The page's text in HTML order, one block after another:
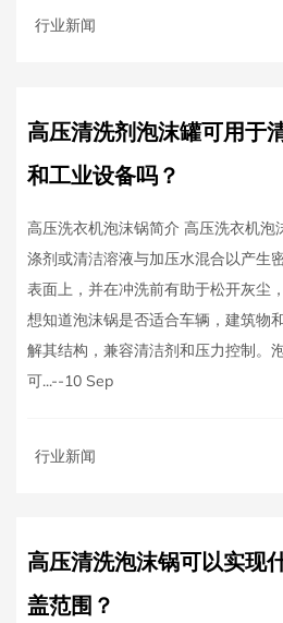
行业新闻
高压清洗剂泡沫罐可用于
和工业设备吗？
高压洗衣机泡沫锅简介 高压洗衣机泡
涤剂或清洁溶液与加压水混合以产生
表面上，并在冲洗前有助于松开灰尘
想知道泡沫锅是否适合车辆，建筑物
解其结构，兼容清洁剂和压力控制。
可...--10 Sep
行业新闻
高压清洗泡沫锅可以实现
盖范围？